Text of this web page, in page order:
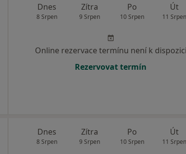
Dnes
8 Srpen
Zítra
9 Srpen
Po
10 Srpen
Út
11 Srpen
Online rezervace termínu není k dispozici
Rezervovat termín
Dnes
8 Srpen
Zítra
9 Srpen
Po
10 Srpen
Út
11 Srpen